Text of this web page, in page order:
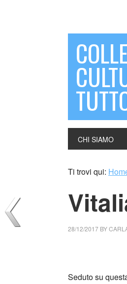
CHI SIAMO
Ti trovi qui:
28/12/2017 BY
Seduto su